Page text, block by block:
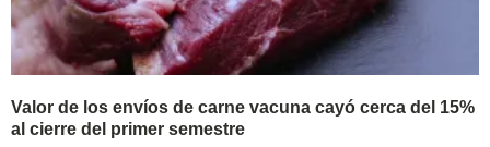
Valor de los envíos de carne vacuna cayó cerca del 15%
al cierre del primer semestre